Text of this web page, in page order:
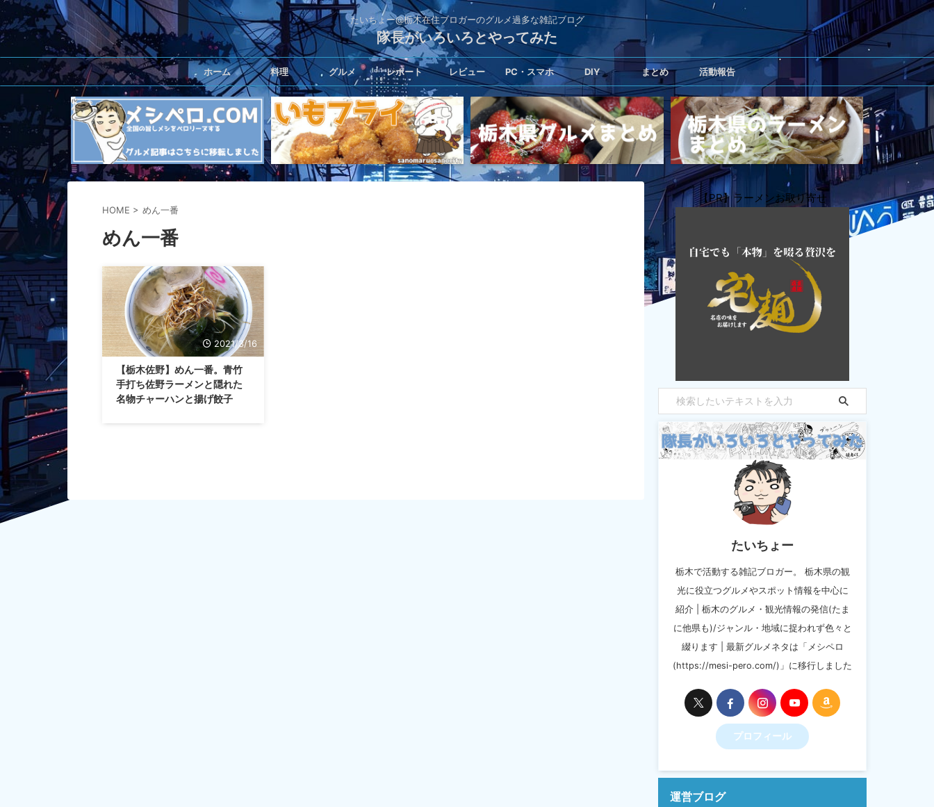
たいちょー@栃木在住ブロガーのグルメ過多な雑記ブログ
隊長がいろいろとやってみた
ホーム 料理 グルメ レポート レビュー PC・スマホ DIY まとめ 活動報告
HOME > めん一番
めん一番
2021/3/16
【栃木佐野】めん一番。青竹
手打ち佐野ラーメンと隠れた
名物チャーハンと揚げ餃子
【PR】ラーメンお取り寄せ
たいちょー
栃木で活動する雑記ブロガー。 栃木県の観
光に役立つグルメやスポット情報を中心に
紹介 | 栃木のグルメ・観光情報の発信(たま
に他県も)/ジャンル・地域に捉われず色々と
綴ります | 最新グルメネタは「メシペロ
(https://mesi-pero.com/)」に移行しました
プロフィール
運営ブログ